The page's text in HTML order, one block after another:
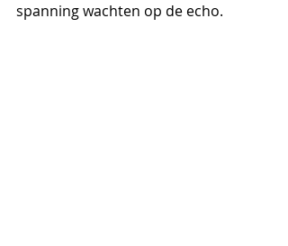
spanning wachten op de echo.